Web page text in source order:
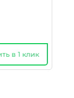
в 1 клик